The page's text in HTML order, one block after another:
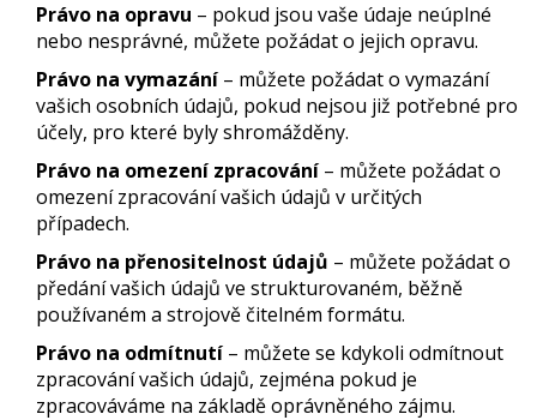
Právo na opravu – pokud jsou vaše údaje neúplné
nebo nesprávné, můžete požádat o jejich opravu.
Právo na vymazání – můžete požádat o vymazání
vašich osobních údajů, pokud nejsou již potřebné pro
účely, pro které byly shromážděny.
Právo na omezení zpracování – můžete požádat o
omezení zpracování vašich údajů v určitých
případech.
Právo na přenositelnost údajů – můžete požádat o
předání vašich údajů ve strukturovaném, běžně
používaném a strojově čitelném formátu.
Právo na odmítnutí – můžete se kdykoli odmítnout
zpracování vašich údajů, zejména pokud je
zpracováváme na základě oprávněného zájmu.